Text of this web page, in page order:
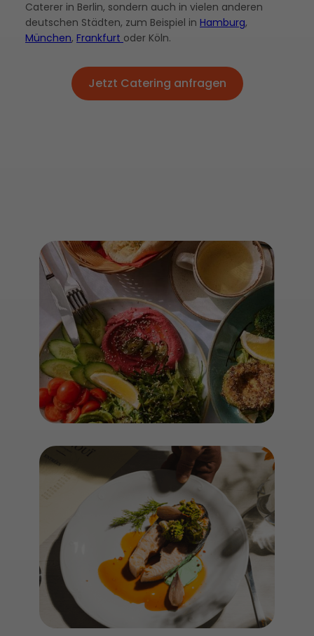
Caterer in Berlin, sondern auch in vielen anderen
deutschen Städten, zum Beispiel in Hamburg,
München, Frankfurt oder Köln.
Jetzt Catering anfragen
Jetzt Catering anfragen